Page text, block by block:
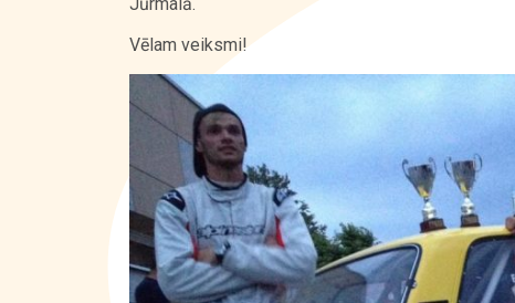
Vēlam veiksmi!